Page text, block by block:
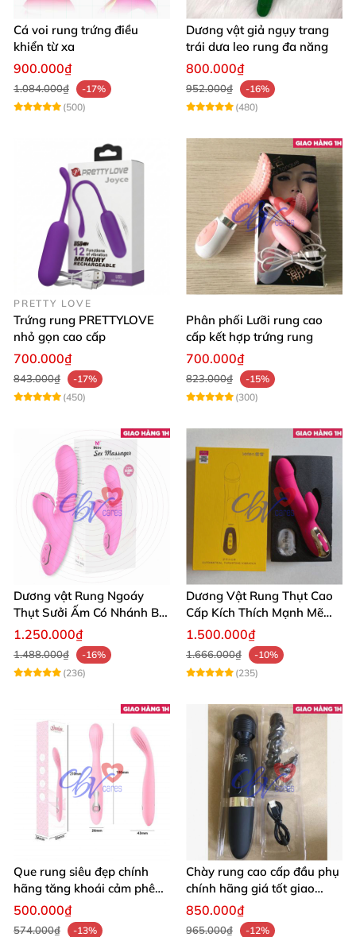
Cá voi rung trứng điều
khiển từ xa
900.000₫
1.084.000₫
-17%
(500)
Dương vật giả ngụy trang
trái dưa leo rung đa năng
800.000₫
952.000₫
-16%
(480)
PRETTY LOVE
Trứng rung PRETTYLOVE
nhỏ gọn cao cấp
700.000₫
843.000₫
-17%
(450)
Phân phối Lưỡi rung cao
cấp kết hợp trứng rung
700.000₫
823.000₫
-15%
(300)
Dương vật Rung Ngoáy
Thụt Sưởi Ấm Có Nhánh Bú
Mút
1.250.000₫
1.488.000₫
-16%
(236)
Dương Vật Rung Thụt Cao
Cấp Kích Thích Mạnh Mẽ
Hàng Chính Hãng
1.500.000₫
1.666.000₫
-10%
(235)
Que rung siêu đẹp chính
hãng tăng khoái cảm phê
sâu
500.000₫
574.000₫ -13%
Chày rung cao cấp đầu phụ
chính hãng giá tốt giao
nhanh
850.000₫
965.000₫ -12%